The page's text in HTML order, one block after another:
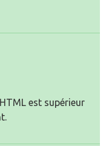
est supérieur